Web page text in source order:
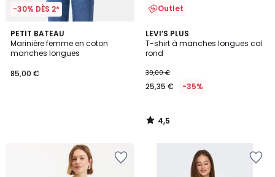
-30% DÈS 2*
PETIT BATEAU
Marinière femme en coton
manches longues
85,00 €
Outlet
LEVI’S PLUS
T-shirt à manches longues col
rond
39,00 €
25,35 € -35%
4,5
/ 5
4,5
/